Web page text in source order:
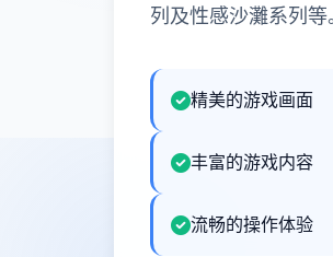
列及性感沙灘系列等
精美的游戏画面
丰富的游戏内容
流畅的操作体验